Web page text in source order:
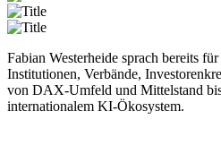
Fabian Westerheide sprach bereits
Institutionen, Verbände,
von DAX-Umfeld und Mittelstand
internationalem KI-Ökosystem.